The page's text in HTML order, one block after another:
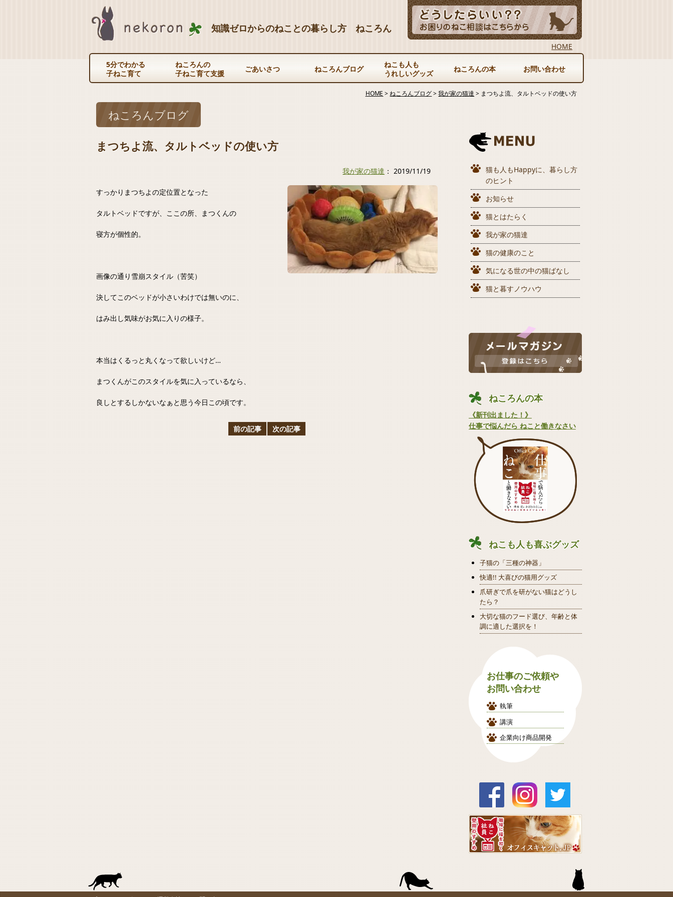
知識ゼロからのねことの暮らし方 ねころん
HOME
5分でわかる
子ねこ育て
ねころんの
子ねこ育て支援
ごあいさつ ねころんブログ
ねこも人も
うれしいグッズ
ねころんの本 お問い合わせ
HOME >ねころんブログ>我が家の猫達 > まつちよ流、タルトベッドの使い方
ねころんブログ
まつちよ流、タルトベッドの使い方
我が家の猫達 ： 2019/11/19
すっかりまつちよの定位置となった
タルトベッドですが、ここの所、まつくんの
寝方が個性的。
画像の通り雪崩スタイル（苦笑）
決してこのベッドが小さいわけでは無いのに、
はみ出し気味がお気に入りの様子。
本当はくるっと丸くなって欲しいけど…
まつくんがこのスタイルを気に入っているなら、
良しとするしかないなぁと思う今日この頃です。
前の記事 次の記事
猫も人もHappyに、暮らし方
のヒント
お知らせ
猫とはたらく
我が家の猫達
猫の健康のこと
気になる世の中の猫ばなし
猫と暮すノウハウ
ねころんの本
《新刊出ました！》
仕事で悩んだら ねこと働きなさい
ねこも人も喜ぶグッズ
子猫の「三種の神器」
快適!! 大喜びの猫用グッズ
爪研ぎで爪を研がない猫はどうし
たら？
大切な猫のフード選び、年齢と体
調に適した選択を！
お仕事のご依頼や
お問い合わせ
執筆
講演
企業向け商品開発